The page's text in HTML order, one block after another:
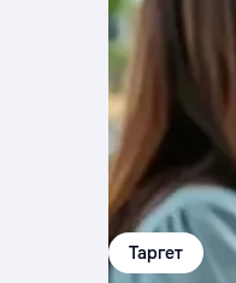
Таргет